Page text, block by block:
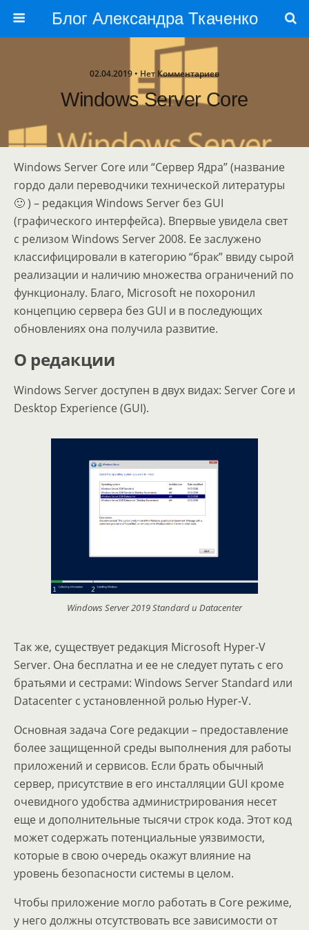
Блог Александра Ткаченко
02.04.2019 • Нет Комментариев
Windows Server Core
Windows Server Core или “Сервер Ядра” (название
гордо дали переводчики технической литературы
🙂 ) – редакция Windows Server без GUI
(графического интерфейса). Впервые увидела свет
с релизом Windows Server 2008. Ее заслужено
классифицировали в категорию “брак” ввиду сырой
реализации и наличию множества ограничений по
функционалу. Благо, Microsoft не похоронил
концепцию сервера без GUI и в последующих
обновлениях она получила развитие.
О редакции
Windows Server доступен в двух видах: Server Core и
Desktop Experience (GUI).
Windows Server 2019 Standard и Datacenter
Так же, существует редакция Microsoft Hyper-V
Server. Она бесплатна и ее не следует путать с его
братьями и сестрами: Windows Server Standard или
Datacenter с установленной ролью Hyper-V.
Основная задача Core редакции – предоставление
более защищенной среды выполнения для работы
приложений и сервисов. Если брать обычный
сервер, присутствие в его инсталляции GUI кроме
очевидного удобства администрирования несет
еще и дополнительные тысячи строк кода. Этот код
может содержать потенциальные уязвимости,
которые в свою очередь окажут влияние на
уровень безопасности системы в целом.
Чтобы приложение могло работать в Core режиме,
у него должны отсутствовать все зависимости от